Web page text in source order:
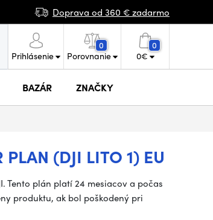
Doprava od 360 € zadarmo
Prihlásenie
0
Porovnanie
0
0€
BAZÁR ZNAČKY
(DJI LITO 1) EU
Tento plán platí 24 mesiacov a počas
produktu, ak bol poškodený pri